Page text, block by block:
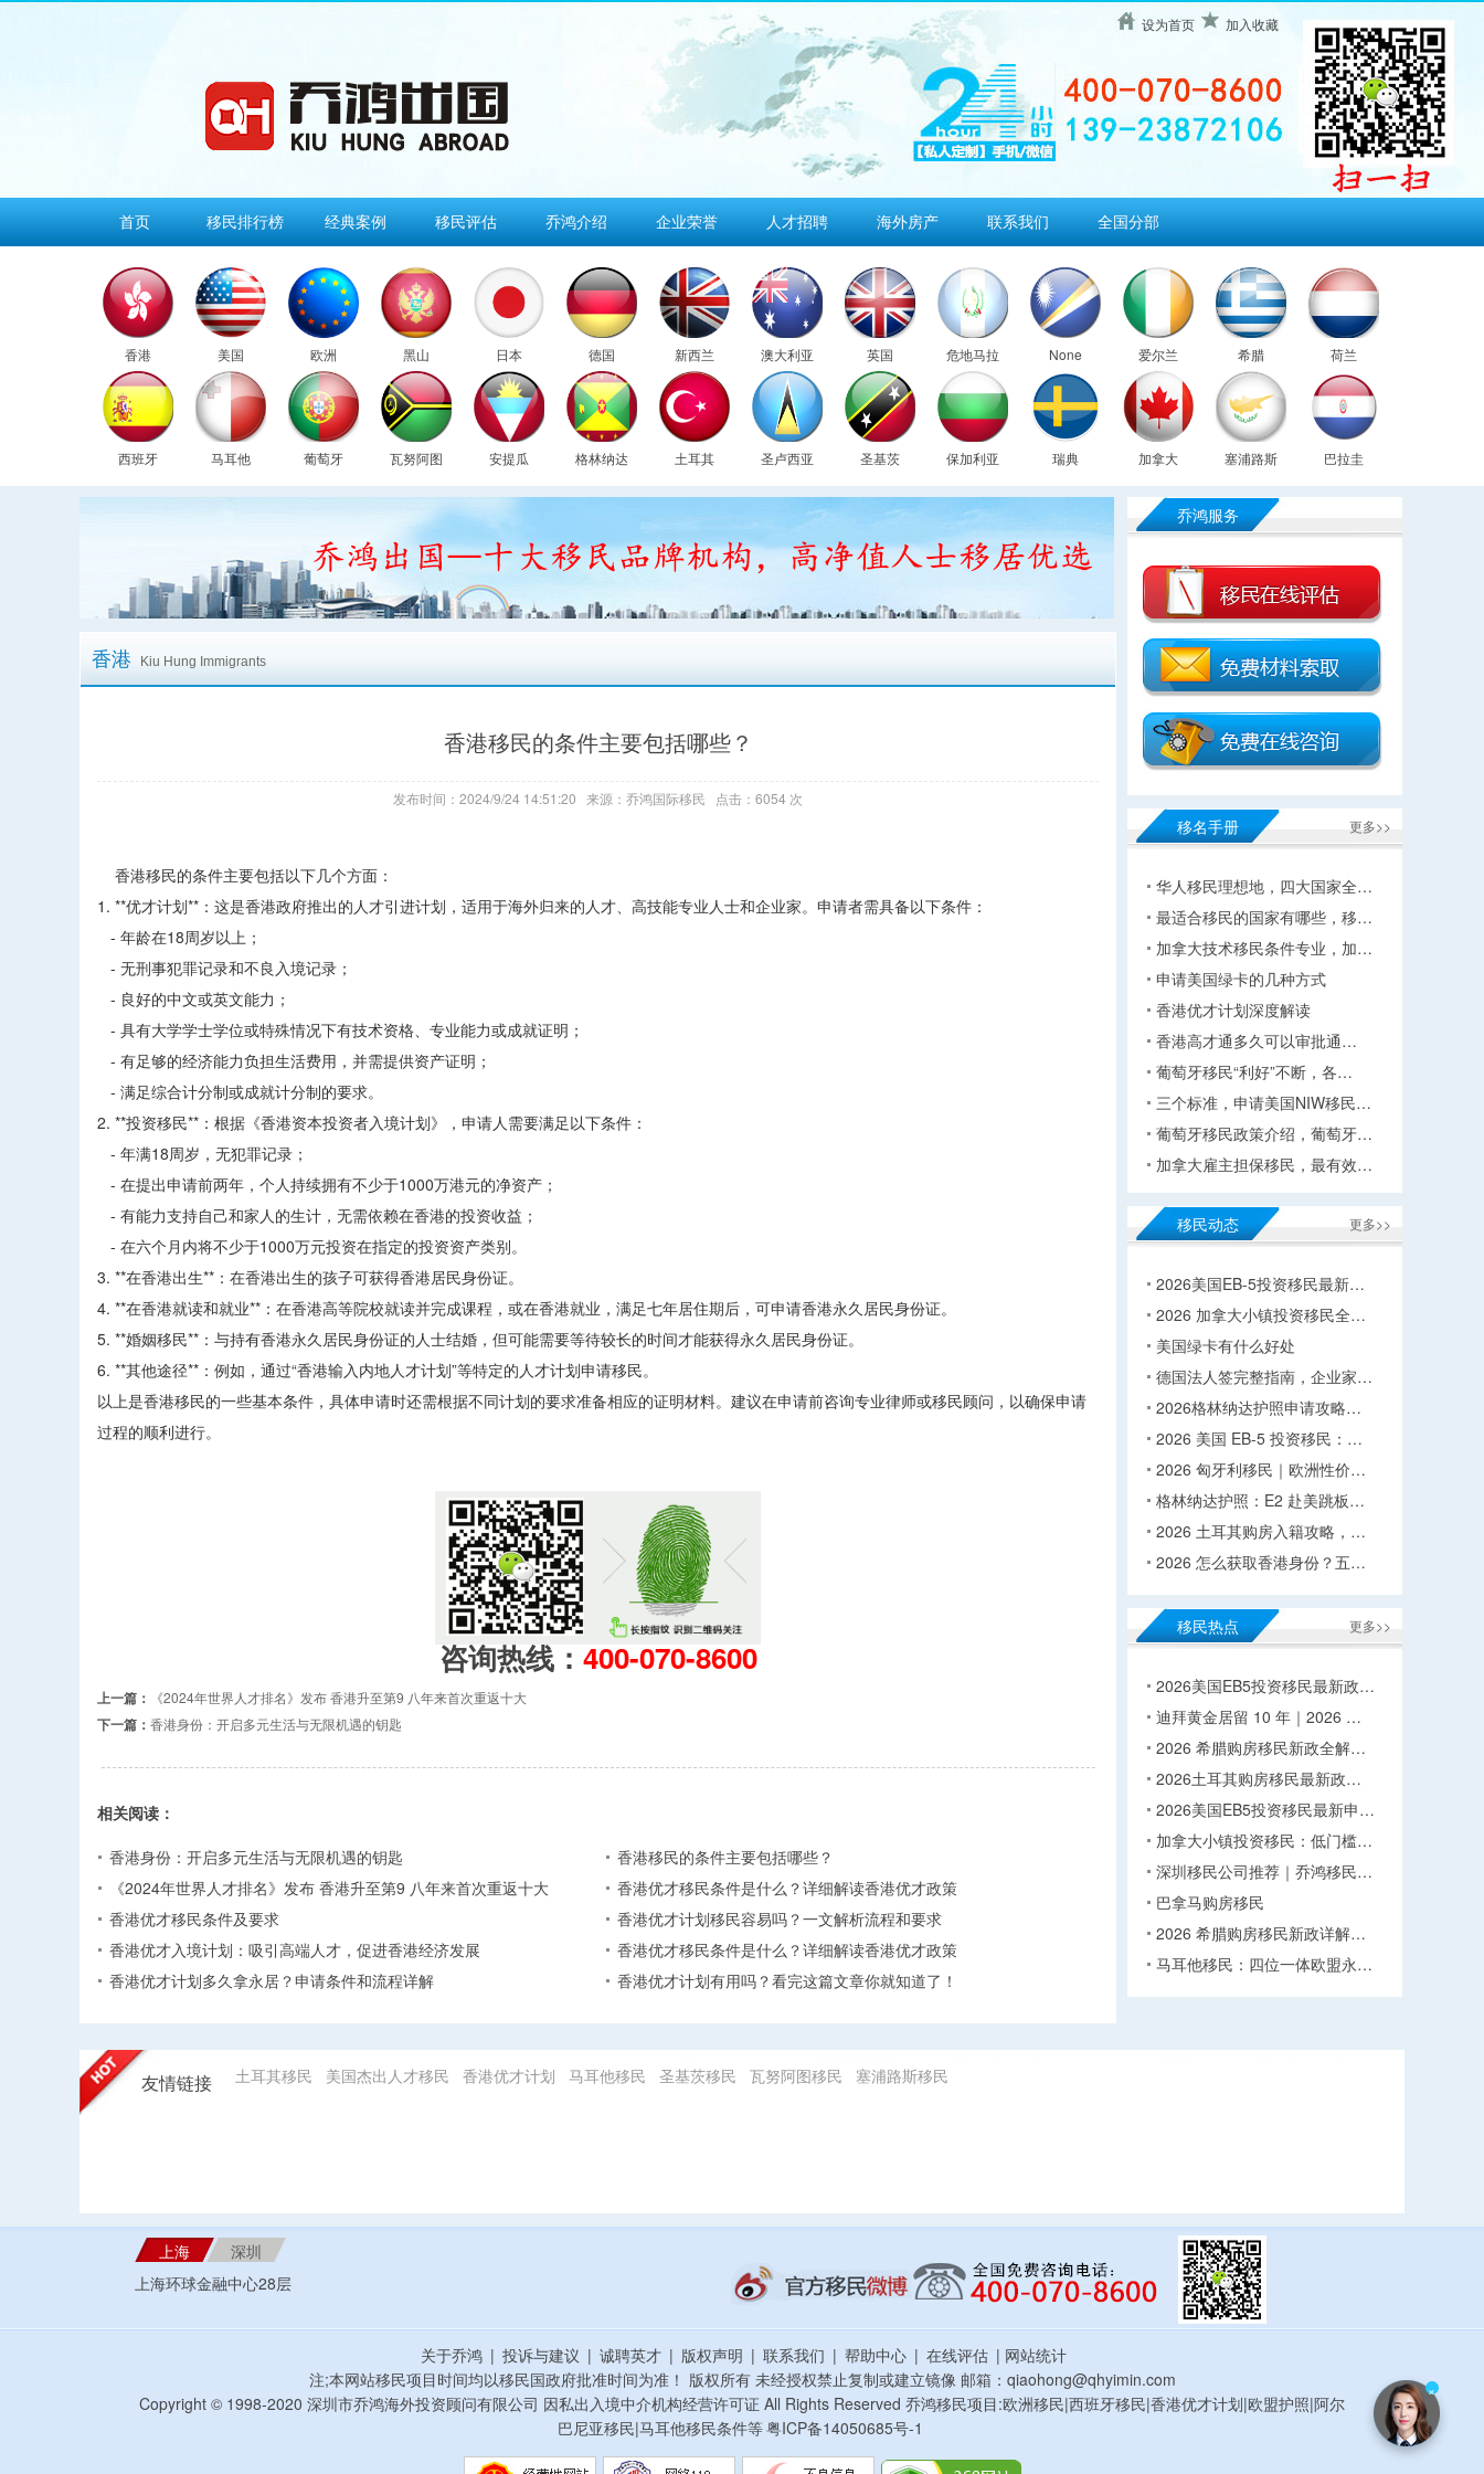
设为首页 加入收藏
首页 移民排行榜 经典案例 移民评估 乔鸿介绍 企业荣誉 人才招聘 海外房产 联系我们 全国分部
香港 美国 欧洲 黑山 日本 德国 新西兰 澳大利亚 英国 危地马拉 None 爱尔兰 希腊 荷兰
西班牙 马耳他 葡萄牙 瓦努阿图 安提瓜 格林纳达 土耳其 圣卢西亚 圣基茨 保加利亚 瑞典 加拿大 塞浦路斯 巴拉圭
香港 Kiu Hung Immigrants
香港移民的条件主要包括哪些？
发布时间：2024/9/24 14:51:20 来源：乔鸿国际移民 点击：6054 次
香港移民的条件主要包括以下几个方面：
1. **优才计划**：这是香港政府推出的人才引进计划，适用于海外归来的人才、高技能专业人士和企业家。申请者需具备以下条件：
- 年龄在18周岁以上；
- 无刑事犯罪记录和不良入境记录；
- 良好的中文或英文能力；
- 具有大学学士学位或特殊情况下有技术资格、专业能力或成就证明；
- 有足够的经济能力负担生活费用，并需提供资产证明；
- 满足综合计分制或成就计分制的要求。
2. **投资移民**：根据《香港资本投资者入境计划》，申请人需要满足以下条件：
- 年满18周岁，无犯罪记录；
- 在提出申请前两年，个人持续拥有不少于1000万港元的净资产；
- 有能力支持自己和家人的生计，无需依赖在香港的投资收益；
- 在六个月内将不少于1000万元投资在指定的投资资产类别。
3. **在香港出生**：在香港出生的孩子可获得香港居民身份证。
4. **在香港就读和就业**：在香港高等院校就读并完成课程，或在香港就业，满足七年居住期后，可申请香港永久居民身份证。
5. **婚姻移民**：与持有香港永久居民身份证的人士结婚，但可能需要等待较长的时间才能获得永久居民身份证。
6. **其他途径**：例如，通过“香港输入内地人才计划”等特定的人才计划申请移民。
以上是香港移民的一些基本条件，具体申请时还需根据不同计划的要求准备相应的证明材料。建议在申请前咨询专业律师或移民顾问，以确保申请
过程的顺利进行。
咨询热线： 400-070-8600
上一篇： 《2024年世界人才排名》发布 香港升至第9 八年来首次重返十大
下一篇： 香港身份：开启多元生活与无限机遇的钥匙
相关阅读：
香港身份：开启多元生活与无限机遇的钥匙
香港移民的条件主要包括哪些？
《2024年世界人才排名》发布 香港升至第9 八年来首次重返十大
香港优才移民条件是什么？详细解读香港优才政策
香港优才移民条件及要求
香港优才计划移民容易吗？一文解析流程和要求
香港优才入境计划：吸引高端人才，促进香港经济发展
香港优才移民条件是什么？详细解读香港优才政策
香港优才计划多久拿永居？申请条件和流程详解
香港优才计划有用吗？看完这篇文章你就知道了！
乔鸿服务
更多>>
移名手册
华人移民理想地，四大国家全…
最适合移民的国家有哪些，移…
加拿大技术移民条件专业，加…
申请美国绿卡的几种方式
香港优才计划深度解读
香港高才通多久可以审批通…
葡萄牙移民“利好”不断，各…
三个标准，申请美国NIW移民…
葡萄牙移民政策介绍，葡萄牙…
加拿大雇主担保移民，最有效…
更多>>
移民动态
2026美国EB-5投资移民最新…
2026 加拿大小镇投资移民全…
美国绿卡有什么好处
德国法人签完整指南，企业家…
2026格林纳达护照申请攻略…
2026 美国 EB-5 投资移民：…
2026 匈牙利移民｜欧洲性价…
格林纳达护照：E2 赴美跳板…
2026 土耳其购房入籍攻略，…
2026 怎么获取香港身份？五…
更多>>
移民热点
2026美国EB5投资移民最新政…
迪拜黄金居留 10 年｜2026 …
2026 希腊购房移民新政全解…
2026土耳其购房移民最新政…
2026美国EB5投资移民最新申…
加拿大小镇投资移民：低门槛…
深圳移民公司推荐｜乔鸿移民…
巴拿马购房移民
2026 希腊购房移民新政详解…
马耳他移民：四位一体欧盟永…
友情链接 土耳其移民 美国杰出人才移民 香港优才计划 马耳他移民 圣基茨移民 瓦努阿图移民 塞浦路斯移民
上海
深圳
上海环球金融中心28层
关于乔鸿 | 投诉与建议 | 诚聘英才 | 版权声明 | 联系我们 | 帮助中心 | 在线评估 | 网站统计
注;本网站移民项目时间均以移民国政府批准时间为准！ 版权所有 未经授权禁止复制或建立镜像 邮箱：qiaohong@qhyimin.com
Copyright © 1998-2020 深圳市乔鸿海外投资顾问有限公司 因私出入境中介机构经营许可证 All Rights Reserved 乔鸿移民项目:欧洲移民|西班牙移民|香港优才计划|欧盟护照|阿尔
巴尼亚移民|马耳他移民条件等粤ICP备14050685号-1
×